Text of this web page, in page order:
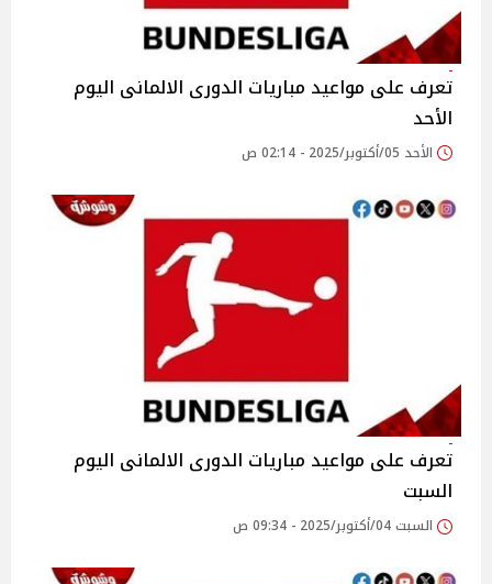
تعرف على مواعيد مباريات الدورى الالمانى اليوم
الأحد
الأحد 05/أكتوبر/2025 - 02:14 ص
تعرف على مواعيد مباريات الدورى الالمانى اليوم
السبت
السبت 04/أكتوبر/2025 - 09:34 ص